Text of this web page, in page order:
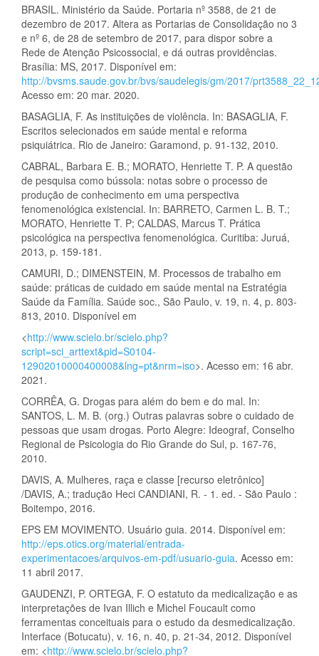
BRASIL. Ministério da Saúde. Portaria nº 3588, de 21 de
dezembro de 2017. Altera as Portarias de Consolidação no 3
e nº 6, de 28 de setembro de 2017, para dispor sobre a
Rede de Atenção Psicossocial, e dá outras providências.
Brasília: MS, 2017. Disponível em:
http://bvsms.saude.gov.br/bvs/saudelegis/gm/2017/
Acesso em: 20 mar. 2020.
BASAGLIA, F. As instituições de violência. In: BASAGLIA, F.
Escritos selecionados em saúde mental e reforma
psiquiátrica. Rio de Janeiro: Garamond, p. 91-132, 2010.
CABRAL, Barbara E. B.; MORATO, Henriette T. P. A questão
de pesquisa como bússola: notas sobre o processo de
produção de conhecimento em uma perspectiva
fenomenológica existencial. In: BARRETO, Carmen L. B. T.;
MORATO, Henriette T. P; CALDAS, Marcus T. Prática
psicológica na perspectiva fenomenológica. Curitiba: Juruá,
2013, p. 159-181.
CAMURI, D.; DIMENSTEIN, M. Processos de trabalho em
saúde: práticas de cuidado em saúde mental na Estratégia
Saúde da Família. Saúde soc., São Paulo, v. 19, n. 4, p. 803-
813, 2010. Disponível em
<http://www.scielo.br/scielo.php?
script=sci_arttext&pid=S0104-
12902010000400008&lng=pt&nrm=iso>. Acesso em: 16 abr.
2021.
CORRÊA, G. Drogas para além do bem e do mal. In:
SANTOS, L. M. B. (org.) Outras palavras sobre o cuidado de
pessoas que usam drogas. Porto Alegre: Ideograf, Conselho
Regional de Psicologia do Rio Grande do Sul, p. 167-76,
2010.
DAVIS, A. Mulheres, raça e classe [recurso eletrônico]
/DAVIS, A.; tradução Heci CANDIANI, R. - 1. ed. - São Paulo :
Boitempo, 2016.
EPS EM MOVIMENTO. Usuário guia. 2014. Disponível em:
http://eps.otics.org/material/entrada-
experimentacoes/arquivos-em-pdf/usuario-guia. Acesso em:
11 abril 2017.
GAUDENZI, P. ORTEGA, F. O estatuto da medicalização e as
interpretações de Ivan Illich e Michel Foucault como
ferramentas conceituais para o estudo da desmedicalização.
Interface (Botucatu), v. 16, n. 40, p. 21-34, 2012. Disponível
em: <http://www.scielo.br/scielo.php?